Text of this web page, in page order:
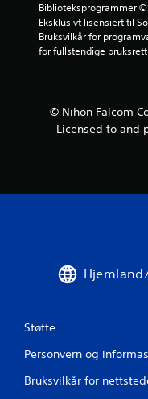
Biblioteksprogrammer
Eksklusivt lisensiert til
Bruksvilkår for
for fullstendige
© Nihon Falcom
Licensed to and
Støtte
Personvern og
Bruksvilkår for